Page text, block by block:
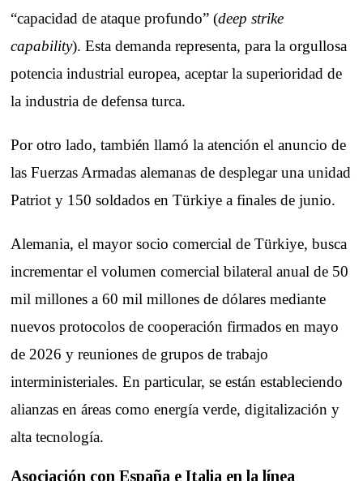
“capacidad de ataque profundo” (deep strike
capability). Esta demanda representa, para la orgullosa
potencia industrial europea, aceptar la superioridad de
la industria de defensa turca.
Por otro lado, también llamó la atención el anuncio de
las Fuerzas Armadas alemanas de desplegar una unidad
Patriot y 150 soldados en Türkiye a finales de junio.
Alemania, el mayor socio comercial de Türkiye, busca
incrementar el volumen comercial bilateral anual de 50
mil millones a 60 mil millones de dólares mediante
nuevos protocolos de cooperación firmados en mayo
de 2026 y reuniones de grupos de trabajo
interministeriales. En particular, se están estableciendo
alianzas en áreas como energía verde, digitalización y
alta tecnología.
Asociación con España e Italia en la línea